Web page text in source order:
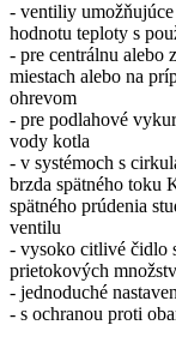
- ventiliy
hodnotu teploty s
- pre centrálnu alebo
miestach alebo na
ohrevom
- pre podlahové
vody kotla
- v systémoch s
brzda spätného toku
spätného prúdenia
ventilu
- vysoko citlivé čidlo
prietokových
- jednoduché
- s ochranou proti